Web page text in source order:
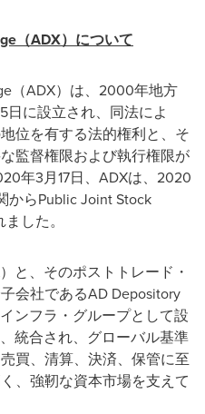
（ADX）について
（ADX）は、2000年地方
日に設立され、同法によ
位を有する法的権利と、そ
監督権限および執行権限が
年3月17日、ADXは、2020
からPublic Joint Stock
した。
と、そのポストトレード・
会社であるAD Depository
ンフラ・グループとして設
統合され、グローバル基準
買、清算、決済、保管に至
、強靭な資本市場を支えて